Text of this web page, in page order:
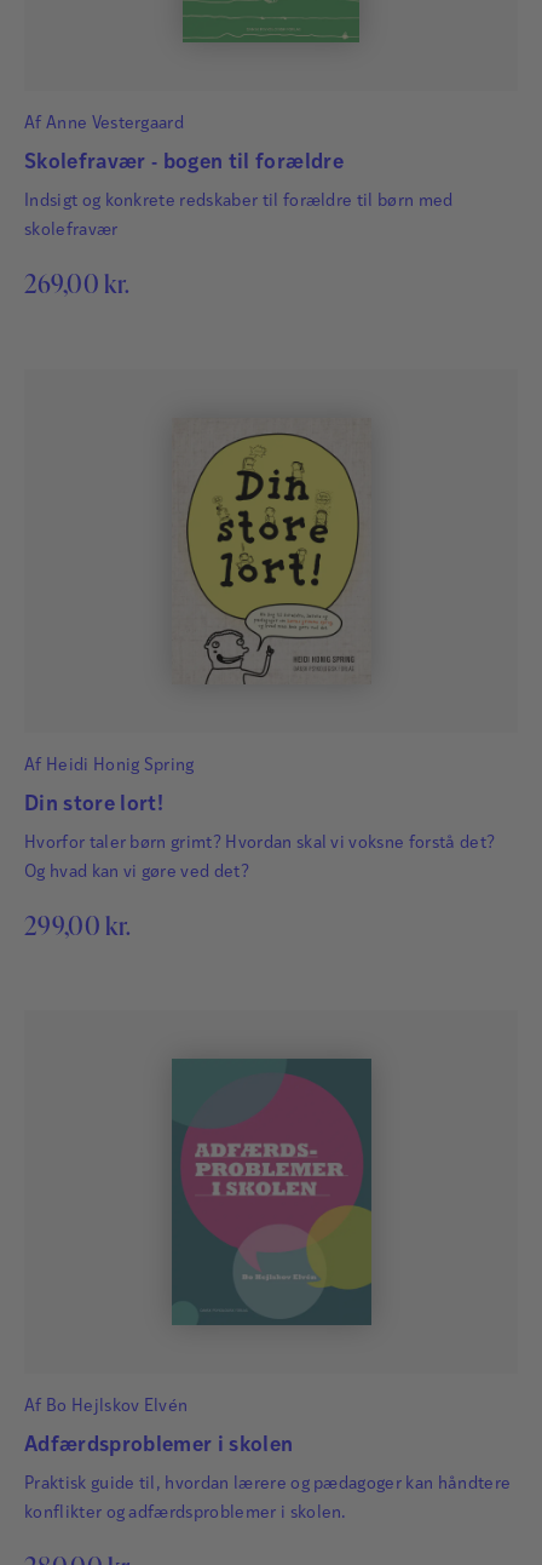
Af Anne Vestergaard
Skolefravær - bogen til forældre
Indsigt og konkrete redskaber til forældre til børn med
skolefravær
269,00 kr.
Af Heidi Honig Spring
Din store lort!
Hvorfor taler børn grimt? Hvordan skal vi voksne forstå det?
Og hvad kan vi gøre ved det?
299,00 kr.
Af Bo Hejlskov Elvén
Adfærdsproblemer i skolen
Praktisk guide til, hvordan lærere og pædagoger kan håndtere
konflikter og adfærdsproblemer i skolen.